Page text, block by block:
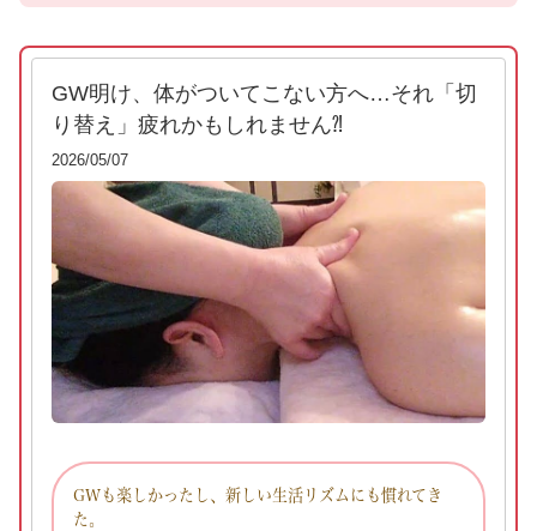
GW明け、体がついてこない方へ…それ「切
り替え」疲れかもしれません⁈
2026/05/07
GWも楽しかったし、新しい生活リズムにも慣れてき
た。